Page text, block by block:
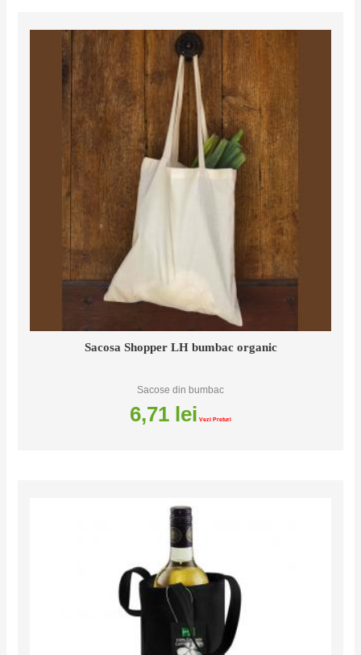
Sacosa Shopper LH bumbac organic
Sacose din bumbac
6,71 lei Vezi Preturi